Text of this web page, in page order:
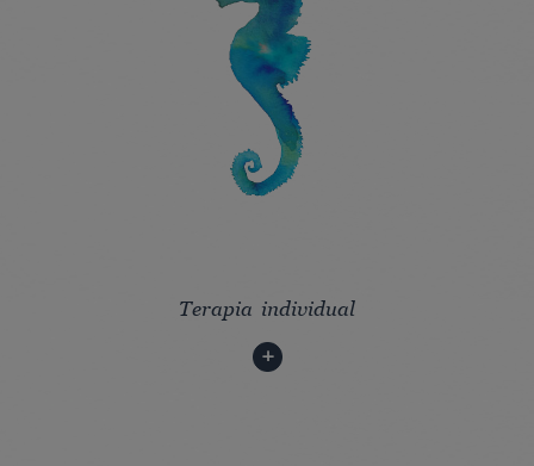
Terapia individual